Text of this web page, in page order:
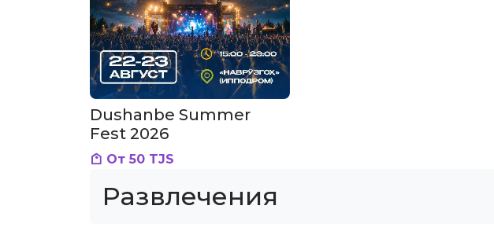
Dushanbe Summer
Fest 2026
От 50 TJS
Развлечения